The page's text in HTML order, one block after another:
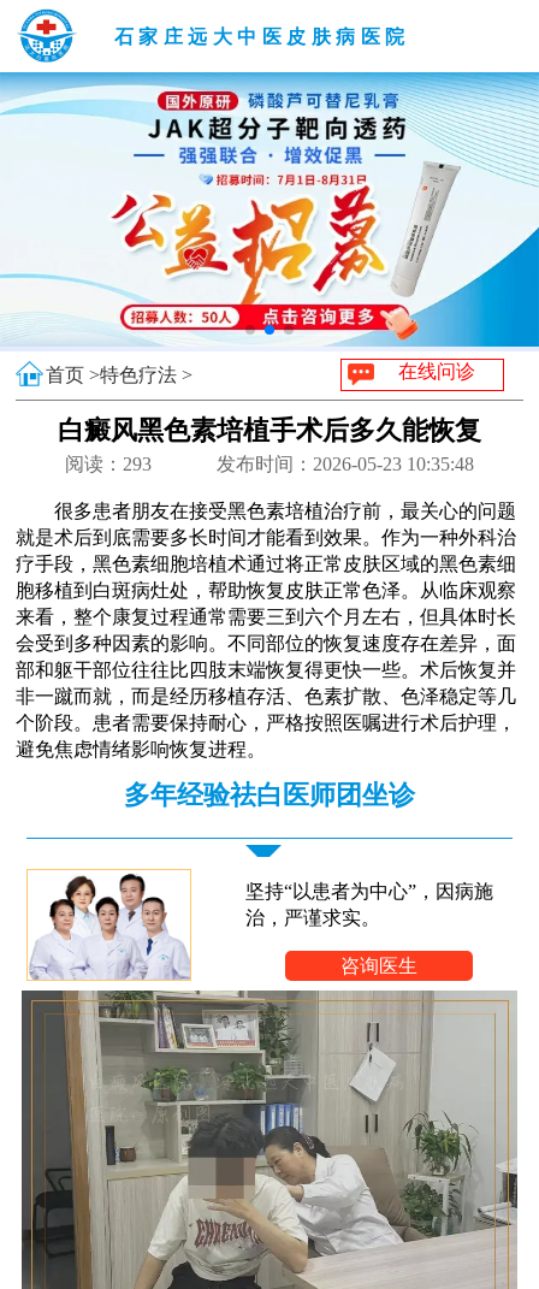
石家庄远大中医皮肤病医院
首页 >特色疗法 > 在线问诊
白癜风黑色素培植手术后多久能恢复
阅读： 293 发布时间：2026-05-23 10:35:48
很多患者朋友在接受黑色素培植治疗前，最关心的问题
就是术后到底需要多长时间才能看到效果。作为一种外科治
疗手段，黑色素细胞培植术通过将正常皮肤区域的黑色素细
胞移植到白斑病灶处，帮助恢复皮肤正常色泽。从临床观察
来看，整个康复过程通常需要三到六个月左右，但具体时长
会受到多种因素的影响。不同部位的恢复速度存在差异，面
部和躯干部位往往比四肢末端恢复得更快一些。术后恢复并
非一蹴而就，而是经历移植存活、色素扩散、色泽稳定等几
个阶段。患者需要保持耐心，严格按照医嘱进行术后护理，
避免焦虑情绪影响恢复进程。
多年经验祛白医师团坐诊
坚持“以患者为中心”，因病施
治，严谨求实。
咨询医生